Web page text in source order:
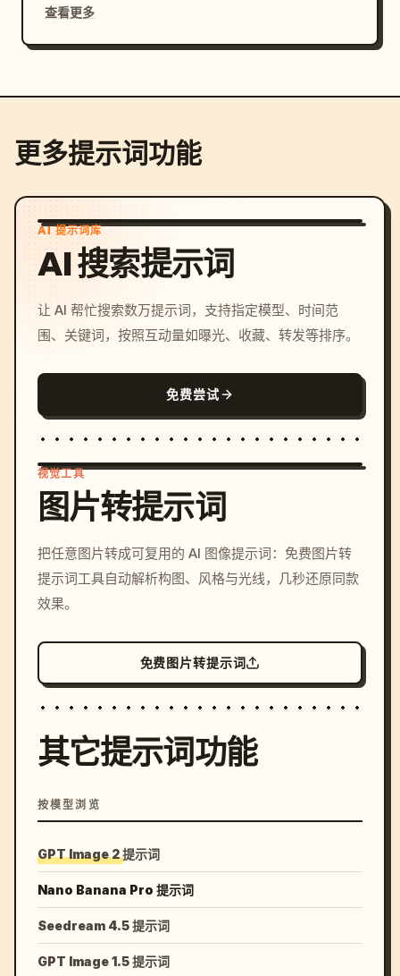
查看更多
更多提示词功能
AI 提示词库
AI 搜索提示词
让 AI 帮忙搜索数万提示词，支持指定模型、时间范
围、关键词，按照互动量如曝光、收藏、转发等排序。
免费尝试
c, cyberpunk sunset, neon
colors, 8k --v 6.0
视觉工具
图片转提示词
把任意图片转成可复用的 AI 图像提示词：免费图片转
提示词工具自动解析构图、风格与光线，几秒还原同款
效果。
免费图片转提示词
其它提示词功能
按模型浏览
GPT Image 2 提示词
Nano Banana Pro 提示词
Seedream 4.5 提示词
GPT Image 1.5 提示词